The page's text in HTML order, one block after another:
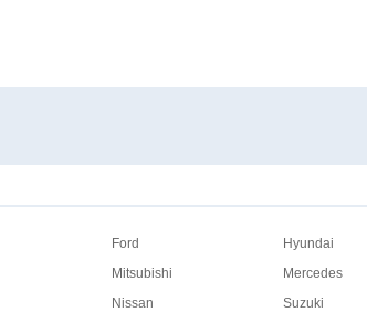
Ford
Hyundai
Mitsubishi
Mercedes
Nissan
Suzuki